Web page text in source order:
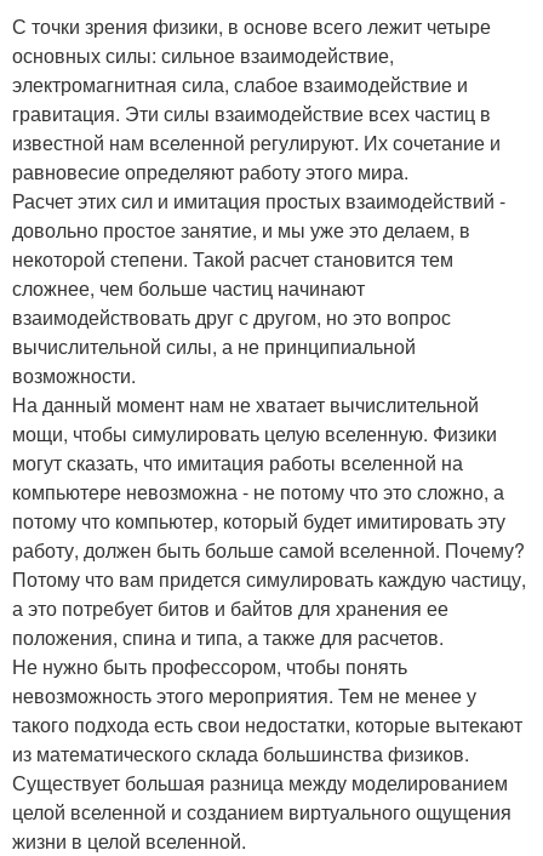
С точки зрения физики, в основе всего лежит четыре
основных силы: сильное взаимодействие,
электромагнитная сила, слабое взаимодействие и
гравитация. Эти силы взаимодействие всех частиц в
известной нам вселенной регулируют. Их сочетание и
равновесие определяют работу этого мира.
Расчет этих сил и имитация простых взаимодействий -
довольно простое занятие, и мы уже это делаем, в
некоторой степени. Такой расчет становится тем
сложнее, чем больше частиц начинают
взаимодействовать друг с другом, но это вопрос
вычислительной силы, а не принципиальной
возможности.
На данный момент нам не хватает вычислительной
мощи, чтобы симулировать целую вселенную. Физики
могут сказать, что имитация работы вселенной на
компьютере невозможна - не потому что это сложно, а
потому что компьютер, который будет имитировать эту
работу, должен быть больше самой вселенной. Почему?
Потому что вам придется симулировать каждую частицу,
а это потребует битов и байтов для хранения ее
положения, спина и типа, а также для расчетов.
Не нужно быть профессором, чтобы понять
невозможность этого мероприятия. Тем не менее у
такого подхода есть свои недостатки, которые вытекают
из математического склада большинства физиков.
Существует большая разница между моделированием
целой вселенной и созданием виртуального ощущения
жизни в целой вселенной.